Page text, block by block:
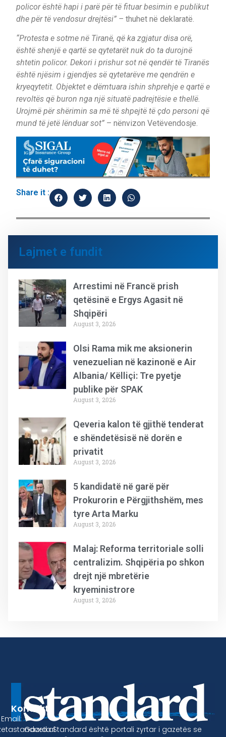
policor është hapi i parë për të fituar besimin e publikut
dhe për të vendosur drejtësi” – thuhet në deklaratë.
“Protesta e sotme në Tiranë, që ka zgjatur disa orë,
është shenjë e qartë se qytetarët nuk do ta durojnë
shtetin policor. Dekori i prishur sot në qendër të Tiranës
është njësim i gjendjes së qytetarëve me qendrën e
kryeqytetit. Objektet e dëmtuara ishin shprehje e qartë e
revoltës që buron nga një situatë padrejtësie e thellë.
Urojmë për shërimin sa më të shpejtë të çdo personi që
mund të jetë lënduar sot” – nënvizon Vetëvendosje.
Share it :
Lajmet e fundit
Arrestimi në Francë prish
qetësinë e Ergys Agasit në
Shqipëri
August 3, 2026
Olsi Rama mik me aksionerin
venezuelian në kazinonë e Air
Albania/ Këlliçi: Tre pyetje
publike për SPAK
August 3, 2026
Qeveria kalon të gjithë tenderat
e shëndetësisë në dorën e
privatit
August 3, 2026
5 kandidatë në garë për
Prokurorin e Përgjithshëm, mes
tyre Arta Marku
August 3, 2026
Malaj: Reforma territoriale solli
centralizim. Shqipëria po shkon
drejt një mbretërie
kryeministrore
August 3, 2026
Gazeta Standard është portali zyrtar i gazetës se
Kontakt
Email: